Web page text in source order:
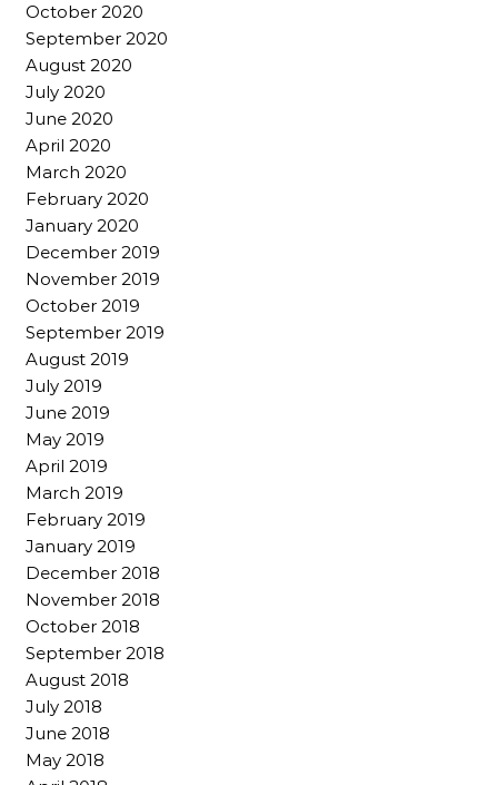
October 2020
September 2020
August 2020
July 2020
June 2020
April 2020
March 2020
February 2020
January 2020
December 2019
November 2019
October 2019
September 2019
August 2019
July 2019
June 2019
May 2019
April 2019
March 2019
February 2019
January 2019
December 2018
November 2018
October 2018
September 2018
August 2018
July 2018
June 2018
May 2018